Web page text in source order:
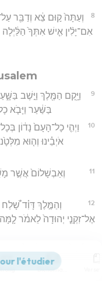
8
וְעַתָּה֙ ק֣וּם צֵ֔א וְדַבֵּ֖ר
אִם־יָלִ֨ין אִ֤ישׁ אִתְּךָ֙
9
וַיָּ֥קָם הַמֶּ֖לֶךְ וַיֵּ֣שֶׁב
בַּשַּׁ֔עַר וַיָּבֹ֤א
10
וַיְהִ֤י כָל־הָעָם֙ נָד֔וֹן
אֹיְבֵ֗ינוּ וְה֤וּא
11
וְאַבְשָׁלוֹם֙ אֲשֶׁ֣ר
12
וְהַמֶּ֣לֶךְ דָּוִ֗ד שָׁ֠לַח
אֶל־זִקְנֵ֤י יְהוּדָה֙ לֵאמֹ֔ר
אַחַ֣י אַתֶּ֔ם